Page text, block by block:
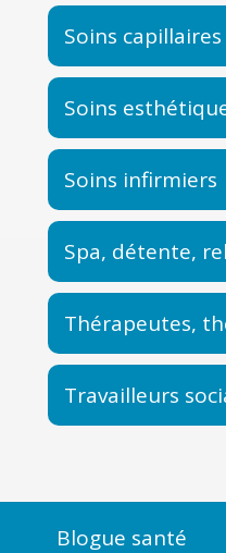
Soins capillaires
Soins
Soins infirmiers
Spa, détente,
Thérapeutes,
Travailleurs
Blogue santé